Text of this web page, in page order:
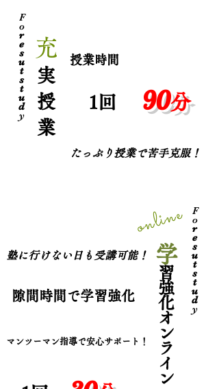
F
o
r
e
s
u
t
s
t
u
d
y
充
実
授
業
​授業時間
​1回 90分
たっぷり授業で苦手克服！
F
o
r
e
s
u
t
s
t
u
d
y
学
習
強
化
オ
ン
ラ
イ
ン
online
​塾に行けない日も受講可能！
隙間時間で学習強化
マンツーマン指導で安心サポート！